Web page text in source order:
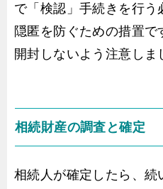
で「検認」手続きを行
隠匿を防ぐための措置で
開封しないよう注意しま
相続財産の調査と確定
相続人が確定したら、続